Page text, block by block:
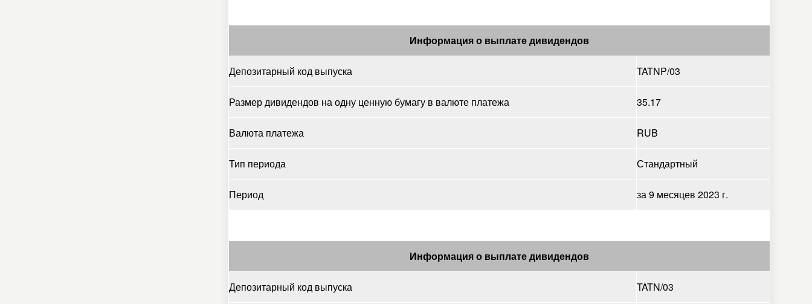
Информация о выплате дивидендов
Депозитарный код выпуска TATNP/03
Размер дивидендов на одну ценную бумагу в валюте платежа 35.17
Валюта платежа RUB
Тип периода Стандартный
Период за 9 месяцев 2023 г.
Информация о выплате дивидендов
Депозитарный код выпуска TATN/03